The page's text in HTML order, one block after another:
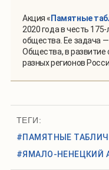
Акция «Памятные
2020 года в честь
общества. Ее задача
Общества, в развитие
разных регионов
ТЕГИ:
#ПАМЯТНЫЕ
#ЯМАЛО-НЕНЕЦКИЙ